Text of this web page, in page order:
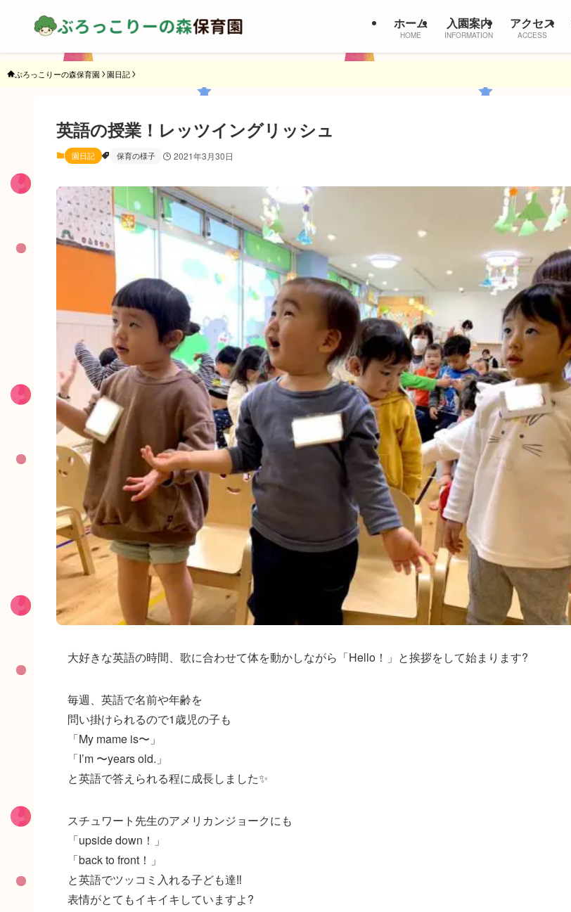
ホーム
HOME
入園案内
INFORMATION
アクセス
ACCESS
ぶろっこりーの森保育園 園日記
英語の授業！レッツイングリッシュ
園日記 保育の様子 2021年3月30日
大好きな英語の時間、歌に合わせて体を動かしながら「Hello！」と挨拶をして始まります?
毎週、英語で名前や年齢を
問い掛けられるので1歳児の子も
「My mame is〜」
「I’m 〜years old.」
と英語で答えられる程に成長しました✨
スチュワート先生のアメリカンジョークにも
「upside down！」
「back to front！」
と英語でツッコミ入れる子ども達‼️
表情がとてもイキイキしていますよ?